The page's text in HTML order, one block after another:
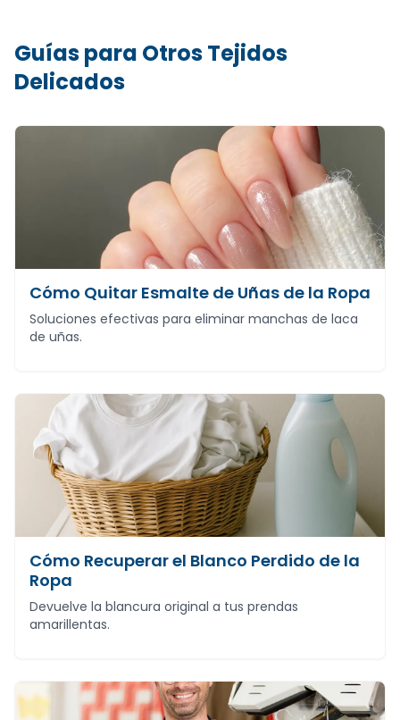
Guías para Otros Tejidos
Delicados
Cómo Quitar Esmalte de Uñas de la Ropa
Soluciones efectivas para eliminar manchas de laca
de uñas.
Cómo Recuperar el Blanco Perdido de la
Ropa
Devuelve la blancura original a tus prendas
amarillentas.